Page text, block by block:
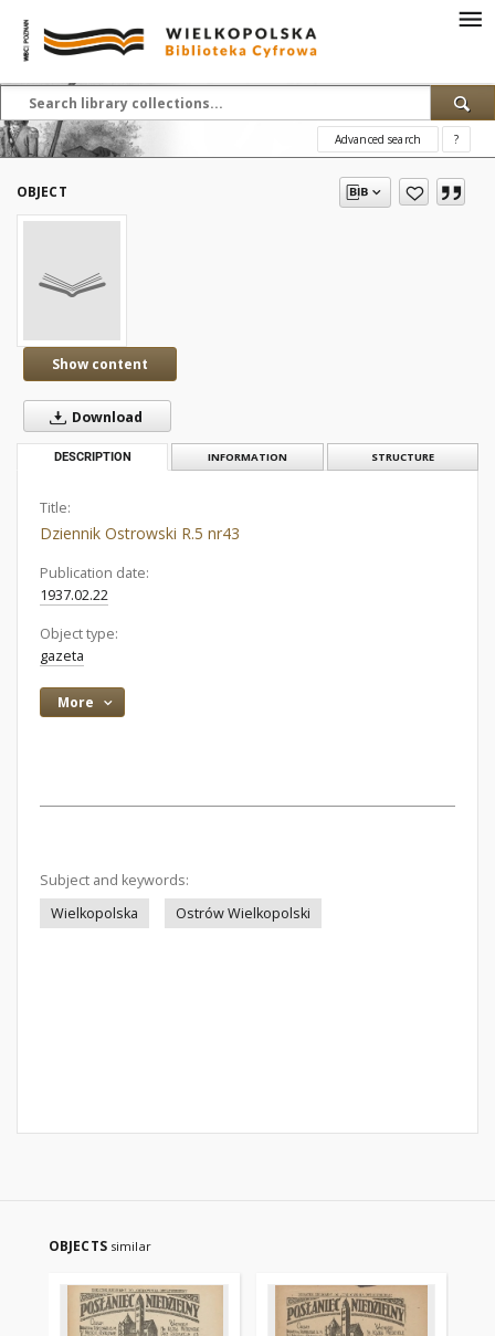
Advanced search ?
OBJECT
Show content
Download
DESCRIPTION INFORMATION STRUCTURE
Title:
Dziennik Ostrowski R.5 nr43
Publication date:
1937.02.22
Object type:
gazeta
More
Subject and keywords:
Wielkopolska
Ostrów Wielkopolski
OBJECTS similar